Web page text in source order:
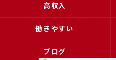
高収入
働きやすい
ブログ